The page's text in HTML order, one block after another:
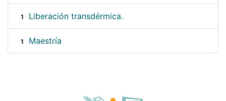
1 Liberación transdérmica.
1 Maestría